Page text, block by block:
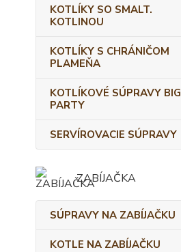
KOTLÍKY SO SMALT.
KOTLINOU
KOTLÍKY S CHRÁNIČOM
PLAMEŇA
KOTLÍKOVÉ SÚPRAVY BIG
PARTY
SERVÍROVACIE SÚPRAVY
ZABÍJAČKA
SÚPRAVY NA ZABÍJAČKU
KOTLE NA ZABÍJAČKU